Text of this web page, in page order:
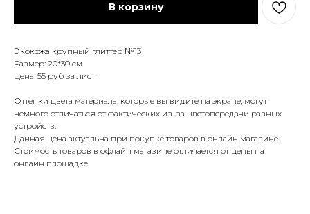
В корзину
Экокожа крупный глиттер №13
Размер: 20*30 см
Цена: 55 руб за лист
Оттенки цвета материала, которые вы видите на экране, могут
немного отличаться от фактических из-за цветопередачи разных
устройств.
Данная цена актуальна при покупке товаров в онлайн магазине.
Стоимость товаров в офлайн магазине отличается от цены на
онлайн площадке